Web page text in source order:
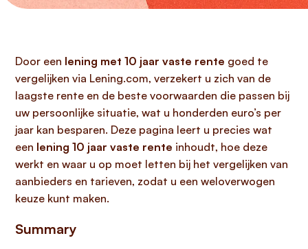
Door een lening met 10 jaar vaste rente goed te
vergelijken via Lening.com, verzekert u zich van de
laagste rente en de beste voorwaarden die passen bij
uw persoonlijke situatie, wat u honderden euro’s per
jaar kan besparen. Deze pagina leert u precies wat
een lening 10 jaar vaste rente inhoudt, hoe deze
werkt en waar u op moet letten bij het vergelijken van
aanbieders en tarieven, zodat u een weloverwogen
keuze kunt maken.
Summary